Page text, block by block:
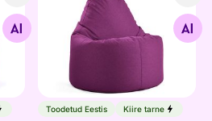
Kott-tool Jacky Style 380L
Otsi sarnaseid
Toodetud Eestis Kiire tarne